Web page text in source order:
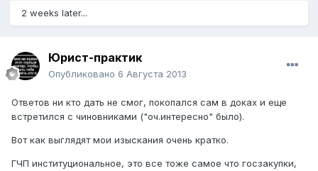
2 weeks later...
Юрист-практик
Опубликовано 6 Августа 2013
Ответов ни кто дать не смог, покопался сам в доках и еще
встретился с чиновниками ("оч.интересно" было).
Вот как выглядят мои изыскания очень кратко.
ГЧП институциональное, это все тоже самое что госзакупки,